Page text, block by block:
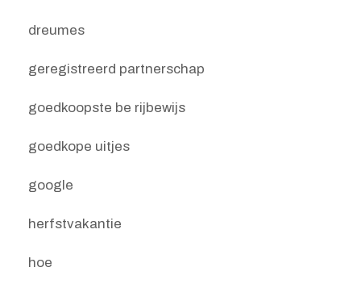
dreumes
geregistreerd partnerschap
goedkoopste be rijbewijs
goedkope uitjes
google
herfstvakantie
hoe